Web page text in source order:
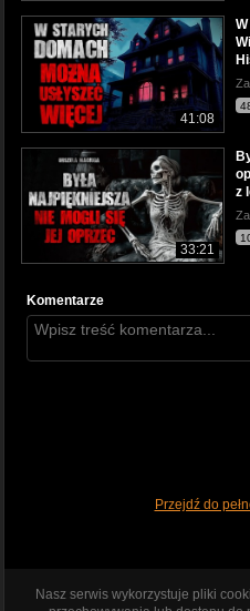
41:08
33:21
z
Komentarze
Przejdź do
Nasz serwis wykorzystuje pliki